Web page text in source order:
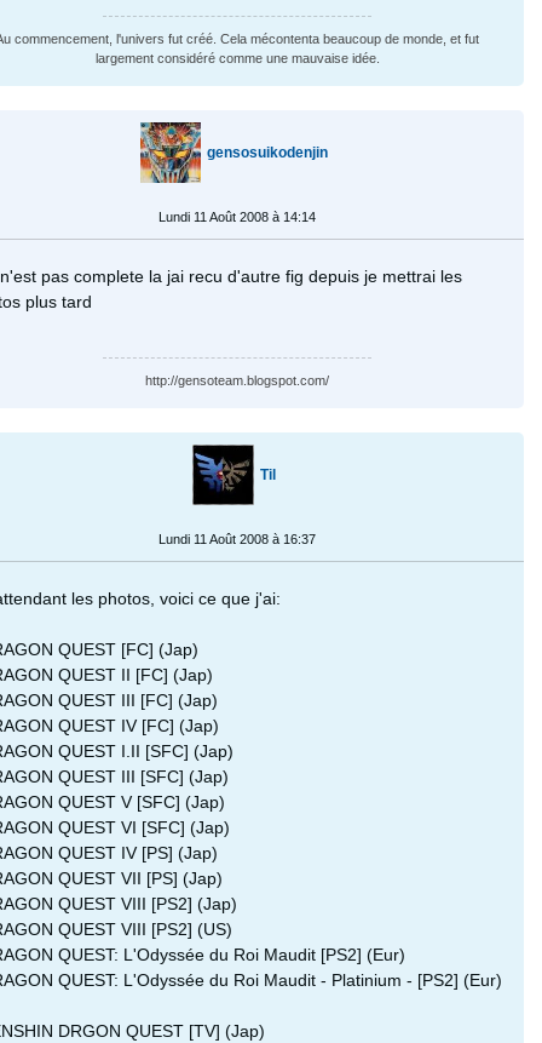
commencement, l'univers fut créé. Cela mécontenta beaucoup de monde, et fut
largement considéré comme une mauvaise idée.
gensosuikodenjin
Lundi 11 Août 2008 à 14:14
pas complete la jai recu d'autre fig depuis je mettrai les
plus tard
http://gensoteam.blogspot.com/
Til
Lundi 11 Août 2008 à 16:37
les photos, voici ce que j'ai:
QUEST [FC] (Jap)
QUEST II [FC] (Jap)
QUEST III [FC] (Jap)
QUEST IV [FC] (Jap)
QUEST I.II [SFC] (Jap)
QUEST III [SFC] (Jap)
QUEST V [SFC] (Jap)
QUEST VI [SFC] (Jap)
QUEST IV [PS] (Jap)
QUEST VII [PS] (Jap)
QUEST VIII [PS2] (Jap)
QUEST VIII [PS2] (US)
QUEST: L'Odyssée du Roi Maudit [PS2] (Eur)
QUEST: L'Odyssée du Roi Maudit - Platinium - [PS2] (Eur)
DRGON QUEST [TV] (Jap)